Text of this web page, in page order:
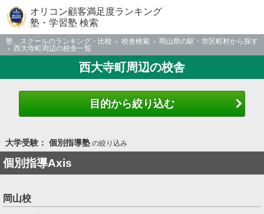
オリコン顧客満足度ランキング
塾・学習塾 検索
塾、スクールのランキング・比較 校舎検索
岡山県の駅・市区町村から探す
西大寺町周辺の校舎一覧
西大寺町周辺の校舎
目的から絞り込む
大学受験： 個別指導塾の絞り込み
個別指導Axis
岡山校